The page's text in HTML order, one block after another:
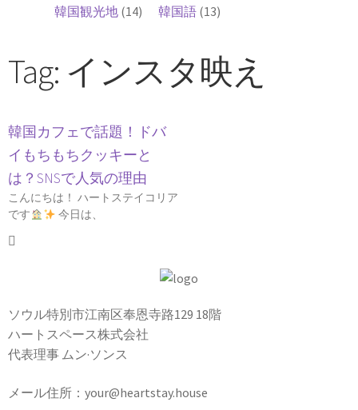
韓国観光地 (14) 韓国語 (13)
Tag: インスタ映え
韓国カフェで話題！ドバ
イもちもちクッキーと
は？SNSで人気の理由
こんにちは！ ハートステイコリア
です
今日は、
ソウル特別市江南区奉恩寺路129 18階
ハートスペース株式会社
代表理事 ムン·ソンス
メール住所：your@heartstay.house